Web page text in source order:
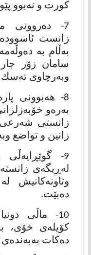
كورت و نەبوو
7- دەروونی
زانست ئاسوودە
بەڵام بە
سامان زۆر
وبەرچاوی تەسك
8- هەبوونی
بەرەو
زانستی
زانین و تواضع
9-
لەڕیگەی
وتاونەكانیش
دەبێت.
10- ماڵی
كۆیلەی خۆی،
دەكات بەبەندەی